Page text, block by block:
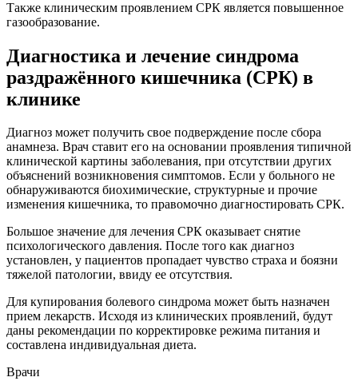
Также клиническим проявлением СРК является повышенное
газообразование.
Диагностика и лечение синдрома
раздражённого кишечника (СРК) в
клинике
Диагноз может получить свое подверждение после сбора
анамнеза. Врач ставит его на основании проявления типичной
клинической картины заболевания, при отсутствии других
объяснений возникновения симптомов. Если у больного не
обнаруживаются биохимические, структурные и прочие
изменения кишечника, то правомочно диагностировать СРК.
Большое значение для лечения СРК оказывает снятие
психологического давления. После того как диагноз
установлен, у пациентов пропадает чувство страха и боязни
тяжелой патологии, ввиду ее отсутствия.
Для купирования болевого синдрома может быть назначен
прием лекарств. Исходя из клинических проявлений, будут
даны рекомендации по корректировке режима питания и
составлена индивидуальная диета.
Врачи